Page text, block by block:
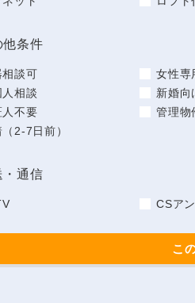
他条件
相談可
女性専
相談
新婚向
人不要
管理物
2-7日前）
・通信
CSア
こ